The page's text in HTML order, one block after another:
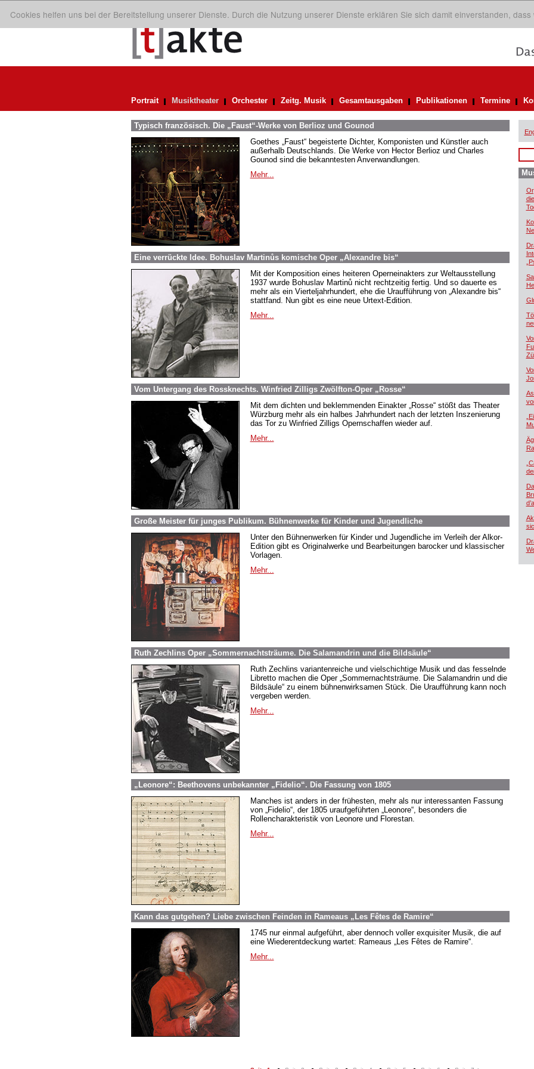
Cookies helfen uns bei der Bereitstellung unserer Dienste. Durch die Nutzung unserer Dienste erklären Sie sich damit einverstanden, dass
Portrait Musiktheater Orchester Zeitg. Musik Gesamtausgaben Publikationen Termine
Typisch französisch. Die „Faust“-Werke von Berlioz und Gounod
Goethes „Faust“ begeisterte Dichter, Komponisten und Künstler auch
außerhalb Deutschlands. Die Werke von Hector Berlioz und Charles
Gounod sind die bekanntesten Anverwandlungen.
Mehr...
Eine verrückte Idee. Bohuslav Martinůs komische Oper „Alexandre bis“
Mit der Komposition eines heiteren Operneinakters zur Weltausstellung
1937 wurde Bohuslav Martinů nicht rechtzeitig fertig. Und so dauerte es
mehr als ein Vierteljahrhundert, ehe die Uraufführung von „Alexandre bis“
stattfand. Nun gibt es eine neue Urtext-Edition.
Mehr...
Vom Untergang des Rossknechts. Winfried Zilligs Zwölfton-Oper „Rosse“
Mit dem dichten und beklemmenden Einakter „Rosse“ stößt das Theater
Würzburg mehr als ein halbes Jahrhundert nach der letzten Inszenierung
das Tor zu Winfried Zilligs Opernschaffen wieder auf.
Mehr...
Große Meister für junges Publikum. Bühnenwerke für Kinder und Jugendliche
Unter den Bühnenwerken für Kinder und Jugendliche im Verleih der Alkor-
Edition gibt es Originalwerke und Bearbeitungen barocker und klassischer
Vorlagen.
Mehr...
Ruth Zechlins Oper „Sommernachtsträume. Die Salamandrin und die Bildsäule“
Ruth Zechlins variantenreiche und vielschichtige Musik und das fesselnde
Libretto machen die Oper „Sommernachtsträume. Die Salamandrin und die
Bildsäule“ zu einem bühnenwirksamen Stück. Die Uraufführung kann noch
vergeben werden.
Mehr...
„Leonore“: Beethovens unbekannter „Fidelio“. Die Fassung von 1805
Manches ist anders in der frühesten, mehr als nur interessanten Fassung
von „Fidelio“, der 1805 uraufgeführten „Leonore“, besonders die
Rollencharakteristik von Leonore und Florestan.
Mehr...
Kann das gutgehen? Liebe zwischen Feinden in Rameaus „Les Fêtes de Ramire“
1745 nur einmal aufgeführt, aber dennoch voller exquisiter Musik, die auf
eine Wiederentdeckung wartet: Rameaus „Les Fêtes de Ramire“.
Mehr...